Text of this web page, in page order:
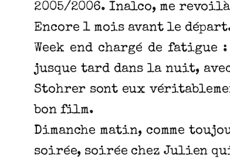
2005/2006. Inalco, me
Encore 1 mois avant le
Week end chargé de fatigue
jusque tard dans la nuit,
Stohrer sont eux
bon film.
Dimanche matin, comme
soirée, soirée chez Julien